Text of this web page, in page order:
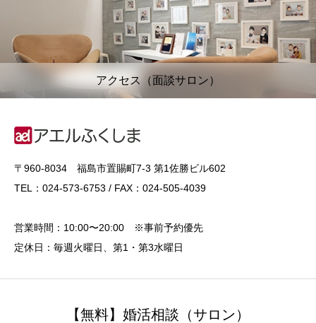
アクセス（面談サロン）
〒960-8034 福島市置賜町7-3 第1佐勝ビル602
TEL：024-573-6753 / FAX：024-505-4039
営業時間：10:00〜20:00 ※事前予約優先
定休日：毎週火曜日、第1・第3水曜日
【無料】婚活相談（サロン）